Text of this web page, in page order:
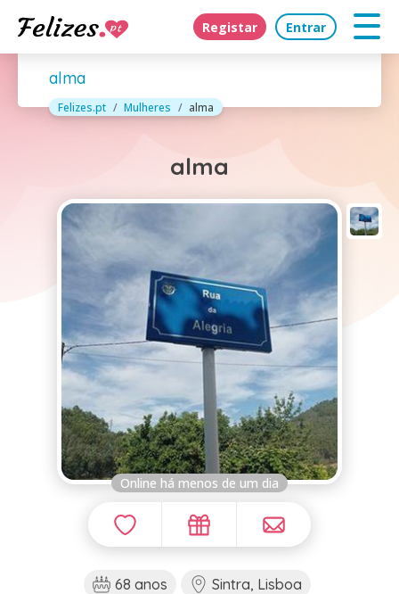
Registar Entrar
alma
Felizes.pt Mulheres alma
alma
Online há menos de um dia
68 anos
Sintra, Lisboa